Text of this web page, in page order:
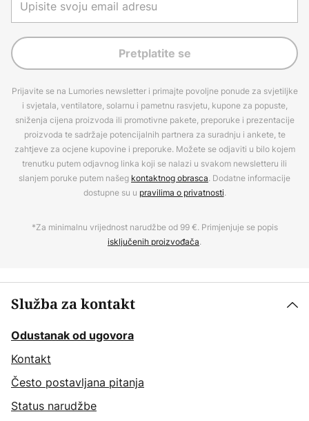
Pretplatite se
Prijavite se na Lumories newsletter i primajte povoljne ponude za svjetiljke
i svjetala, ventilatore, solarnu i pametnu rasvjetu, kupone za popuste,
sniženja cijena proizvoda ili promotivne pakete, preporuke i prezentacije
proizvoda te sadržaje potencijalnih partnera za suradnju i ankete, te
zahtjeve za ocjene kupovine i preporuke. Možete se odjaviti u bilo kojem
trenutku putem odjavnog linka koji se nalazi u svakom newsletteru ili
slanjem poruke putem našeg kontaktnog obrasca. Dodatne informacije
dostupne su u pravilima o privatnosti.
*Za minimalnu vrijednost narudžbe od 99 €. Primjenjuje se popis
isključenih proizvođača.
Služba za kontakt
Odustanak od ugovora
Kontakt
Često postavljana pitanja
Status narudžbe